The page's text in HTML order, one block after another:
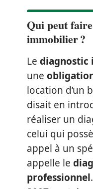
Qui peut
immobilier ?
Le
une
location d’un
disait en
réaliser un
celui qui
appel à un
appelle le
professionnel